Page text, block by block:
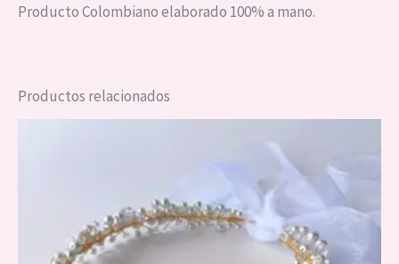
Producto Colombiano elaborado 100% a mano.
Productos relacionados